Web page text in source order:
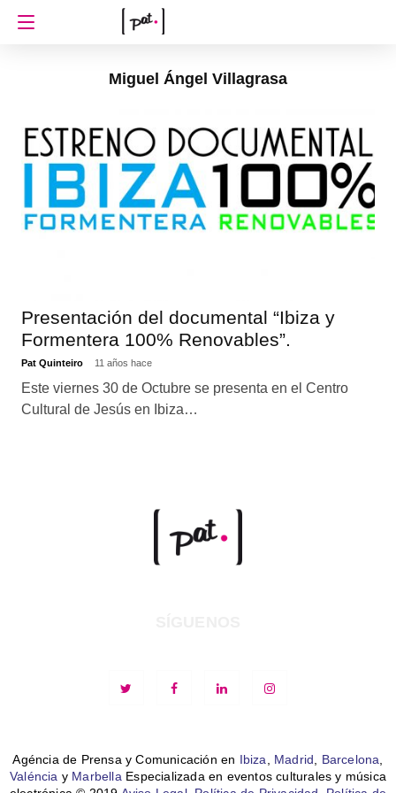
Miguel Ángel Villagrasa
Presentación del documental “Ibiza y
Formentera 100% Renovables”.
Pat Quinteiro 11 años hace
Este viernes 30 de Octubre se presenta en el Centro
Cultural de Jesús en Ibiza…
Agéncia de Prensa y Comunicación en Ibiza, Madrid, Barcelona,
Valéncia y MarbellaEspecializada en eventos culturales y música